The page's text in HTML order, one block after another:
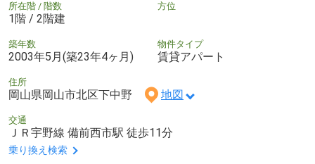
所在階 / 階数
1階 / 2階建
方位
築年数
2003年5月(築23年4ヶ月)
物件タイプ
賃貸アパート
住所
岡山県岡山市北区下中野 地図
交通
ＪＲ宇野線 備前西市駅 徒歩11分
乗り換え検索